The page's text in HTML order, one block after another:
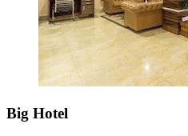
Big Hotel